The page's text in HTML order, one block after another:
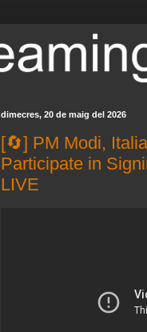
dimecres, 20 de maig del 2026
[🔄] PM Modi,
Participate in
LIVE